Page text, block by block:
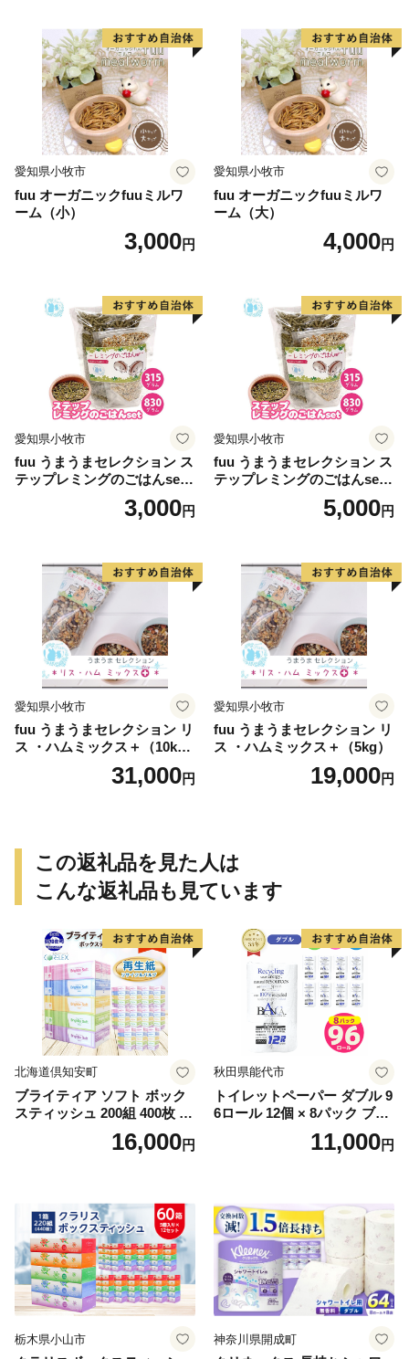
愛知県小牧市
fuu オーガニックfuuミルワ
ーム（小）
3,000円
愛知県小牧市
fuu オーガニックfuuミルワ
ーム（大）
4,000円
愛知県小牧市
fuu うまうまセレクション ス
テップレミングのごはんset
3,000円
愛知県小牧市
fuu うまうまセレクション ス
テップレミングのごはんset
5,000円
愛知県小牧市
fuu うまうまセレクション リ
ス ・ハムミックス＋（10k
31,000円
愛知県小牧市
fuu うまうまセレクション リ
ス ・ハムミックス＋（5kg）
19,000円
この返礼品を見た人は
こんな返礼品も見ています
北海道倶知安町
ブライティア ソフト ボック
スティッシュ 200組 400枚 60
箱 日本製 まとめ買い ティッ
シュ リサイクル 長持 防災 常
倶知安町 日用品
16,000円
秋田県能代市
トイレットペーパー ダブル 9
6ロール 12個 × 8パック ブラ
ンカ 再生紙 100％ 芯あり 日
用品 消耗品 無香料 生活用品
11,000円
栃木県小山市 神奈川県開成町